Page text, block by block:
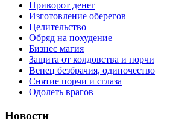
Приворот денег
Изготовление оберегов
Целительство
Обряд на похудение
Бизнес магия
Защита от колдовства и порчи
Венец безбрачия, одиночество
Снятие порчи и сглаза
Одолеть врагов
Новости